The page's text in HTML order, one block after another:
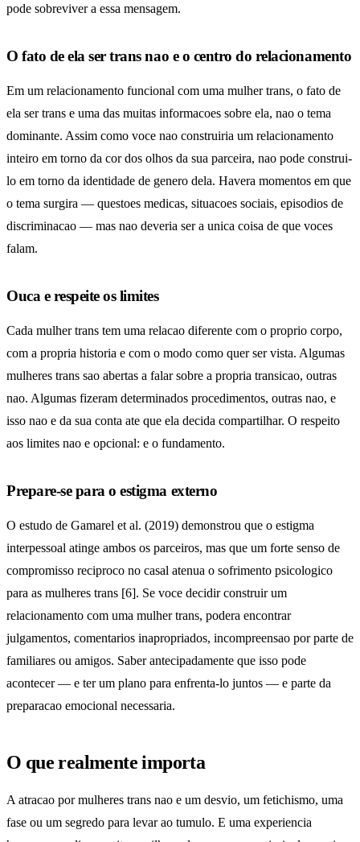
pode sobreviver a essa mensagem.
O fato de ela ser trans nao e o centro do relacionamento
Em um relacionamento funcional com uma mulher trans, o fato de
ela ser trans e uma das muitas informacoes sobre ela, nao o tema
dominante. Assim como voce nao construiria um relacionamento
inteiro em torno da cor dos olhos da sua parceira, nao pode construi-
lo em torno da identidade de genero dela. Havera momentos em que
o tema surgira — questoes medicas, situacoes sociais, episodios de
discriminacao — mas nao deveria ser a unica coisa de que voces
falam.
Ouca e respeite os limites
Cada mulher trans tem uma relacao diferente com o proprio corpo,
com a propria historia e com o modo como quer ser vista. Algumas
mulheres trans sao abertas a falar sobre a propria transicao, outras
nao. Algumas fizeram determinados procedimentos, outras nao, e
isso nao e da sua conta ate que ela decida compartilhar. O respeito
aos limites nao e opcional: e o fundamento.
Prepare-se para o estigma externo
O estudo de Gamarel et al. (2019) demonstrou que o estigma
interpessoal atinge ambos os parceiros, mas que um forte senso de
compromisso reciproco no casal atenua o sofrimento psicologico
para as mulheres trans [6]. Se voce decidir construir um
relacionamento com uma mulher trans, podera encontrar
julgamentos, comentarios inapropriados, incompreensao por parte de
familiares ou amigos. Saber antecipadamente que isso pode
acontecer — e ter um plano para enfrenta-lo juntos — e parte da
preparacao emocional necessaria.
O que realmente importa
A atracao por mulheres trans nao e um desvio, um fetichismo, uma
fase ou um segredo para levar ao tumulo. E uma experiencia